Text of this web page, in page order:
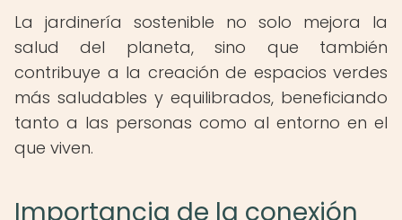
La jardinería sostenible no solo mejora la
salud del planeta, sino que también
contribuye a la creación de espacios verdes
más saludables y equilibrados, beneficiando
tanto a las personas como al entorno en el
que viven.
Importancia de la conexión